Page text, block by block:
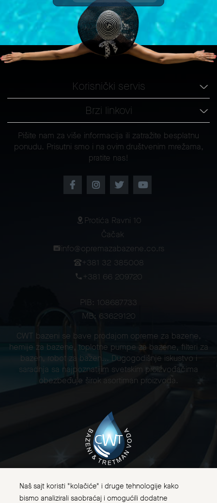
Korisnički servis
Brzi linkovi
Pišite nam za više informacija ili zatražite besplatnu
ponudu. Prisutni smo i na ovim društvenim mrežama,
pratite nas!
Protića Ravni 10
Čačak
info@opremazabazene.co.rs
+381 32 385008
+381 66 209720
PIB: 108687733
MB: 63629120
CWT bazeni se bave prodajom opreme za bazene,
hemije za bazene, toplotne pumpe za bazene, filteri za
bazen, robot za bazen... Dugogodišnje iskustvo i
saradnja sa najpoznatijim svetskim proizvođačima
obezbeđuje širok asortiman proizvoda.
Naš sajt koristi "kolačiće" i druge tehnologije kako
bismo analizirali saobraćaj i omogućili dodatne